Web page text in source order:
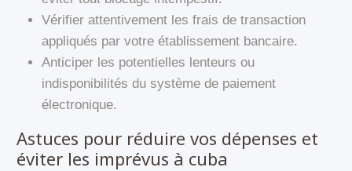
Vérifier attentivement les frais de transaction
appliqués par votre établissement bancaire.
Anticiper les potentielles lenteurs ou
indisponibilités du système de paiement
électronique.
Astuces pour réduire vos dépenses et
éviter les imprévus à cuba